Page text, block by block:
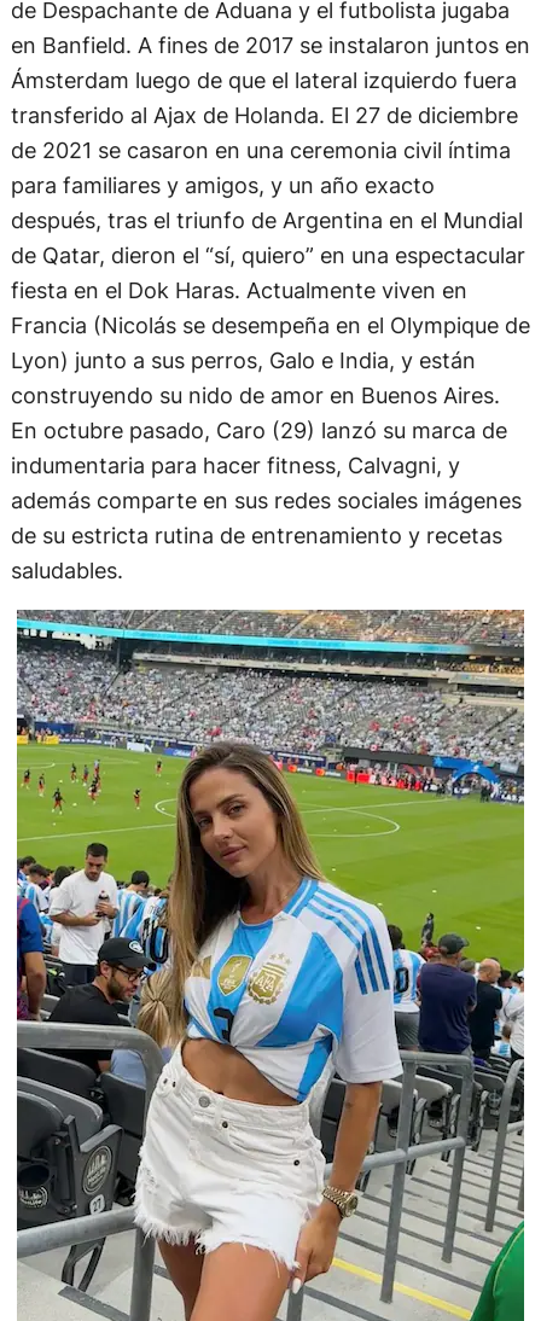
de Despachante de Aduana y el futbolista jugaba
en Banfield. A fines de 2017 se instalaron juntos en
Ámsterdam luego de que el lateral izquierdo fuera
transferido al Ajax de Holanda. El 27 de diciembre
de 2021 se casaron en una ceremonia civil íntima
para familiares y amigos, y un año exacto
después, tras el triunfo de Argentina en el Mundial
de Qatar, dieron el “sí, quiero” en una espectacular
fiesta en el Dok Haras. Actualmente viven en
Francia (Nicolás se desempeña en el Olympique de
Lyon) junto a sus perros, Galo e India, y están
construyendo su nido de amor en Buenos Aires.
En octubre pasado, Caro (29) lanzó su marca de
indumentaria para hacer fitness, Calvagni, y
además comparte en sus redes sociales imágenes
de su estricta rutina de entrenamiento y recetas
saludables.